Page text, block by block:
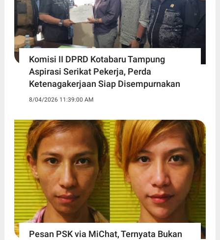
Komisi II DPRD Kotabaru Tampung
Aspirasi Serikat Pekerja, Perda
Ketenagakerjaan Siap Disempurnakan
8/04/2026 11:39:00 AM
Pesan PSK via MiChat, Ternyata Bukan